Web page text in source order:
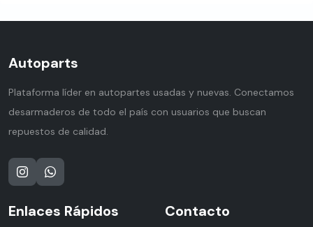
Autoparts
Plataforma líder en autopartes usadas y nuevas. Conectamos
desarmaderos de todo el país con usuarios que buscan
repuestos de calidad.
Enlaces Rápidos Contacto